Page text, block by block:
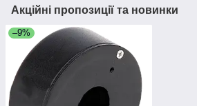
Акційні пропозиції та новинки
–9%